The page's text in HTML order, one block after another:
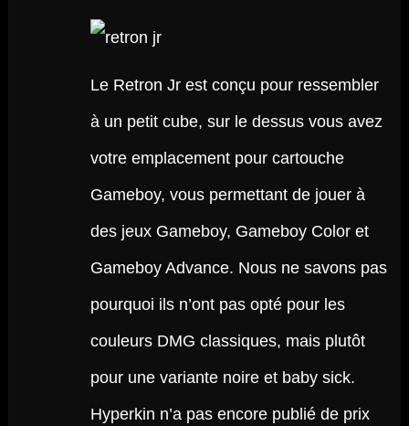
Le Retron Jr est conçu pour ressembler
à un petit cube, sur le dessus vous avez
votre emplacement pour cartouche
Gameboy, vous permettant de jouer à
des jeux Gameboy, Gameboy Color et
Gameboy Advance. Nous ne savons pas
pourquoi ils n’ont pas opté pour les
couleurs DMG classiques, mais plutôt
pour une variante noire et baby sick.
Hyperkin n’a pas encore publié de prix